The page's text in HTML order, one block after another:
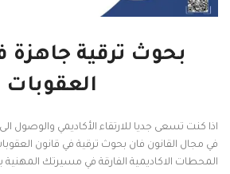
بحوث ترقية جاهزة
العقوبات
اذا كنت تسعى جديا للارتقاء الأكاديمي والوصول
في مجال القانون فان بحوث ترقية في قانون
المحطات الاكاديمية الفارقة في مسيرتك المهنية